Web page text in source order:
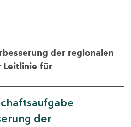
der regionalen
Leitlinie für
der